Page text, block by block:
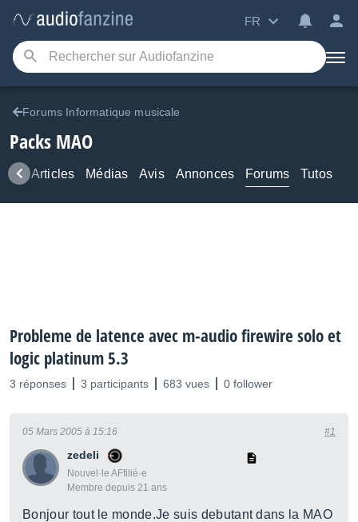
FR
Forums Informatique musicale
Packs MAO
Articles Médias Avis Annonces Forums Tutos
Probleme de latence avec m-audio firewire solo et
logic platinum 5.3
3 réponses 3 participants 683 vues 0 follower
zedeli
Nouvel·le AFfilié·e
Membre depuis 21 ans
05 Mars 2005 à 15:16 #1
Bonjour tout le monde.Je suis debutant dans la MAO